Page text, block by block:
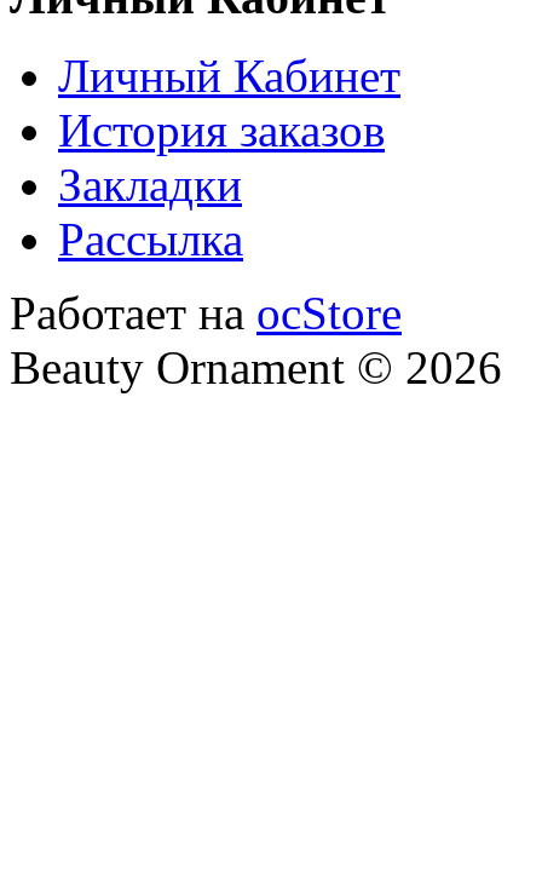
Личный Кабинет
История заказов
Закладки
Рассылка
Работает на ocStore
Beauty Ornament © 2026